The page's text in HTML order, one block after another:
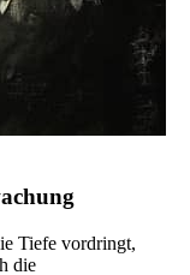
Tiefe vordringt,
die